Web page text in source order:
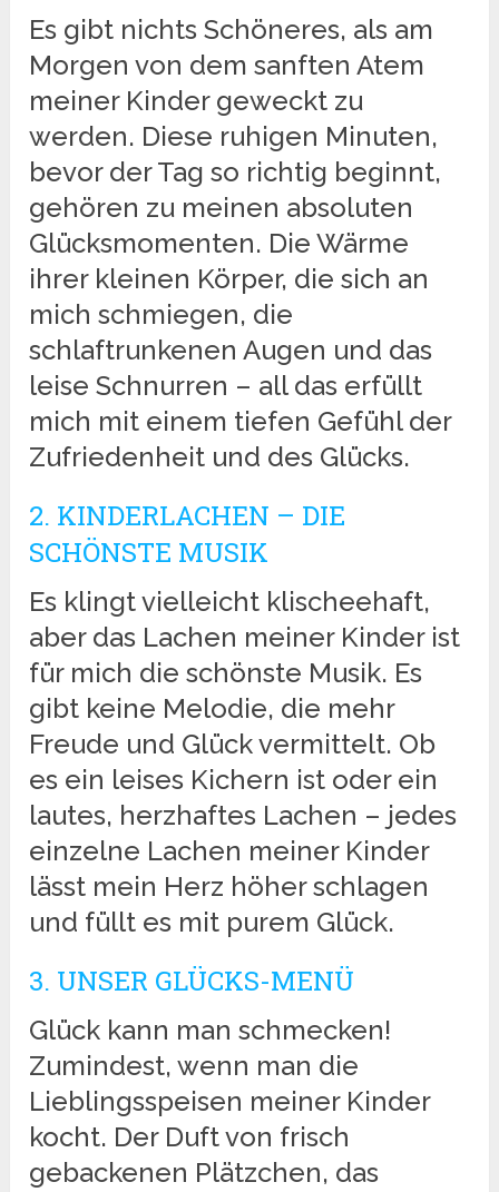
Es gibt nichts Schöneres, als am
Morgen von dem sanften Atem
meiner Kinder geweckt zu
werden. Diese ruhigen Minuten,
bevor der Tag so richtig beginnt,
gehören zu meinen absoluten
Glücksmomenten. Die Wärme
ihrer kleinen Körper, die sich an
mich schmiegen, die
schlaftrunkenen Augen und das
leise Schnurren – all das erfüllt
mich mit einem tiefen Gefühl der
Zufriedenheit und des Glücks.
2. KINDERLACHEN – DIE
SCHÖNSTE MUSIK
Es klingt vielleicht klischeehaft,
aber das Lachen meiner Kinder ist
für mich die schönste Musik. Es
gibt keine Melodie, die mehr
Freude und Glück vermittelt. Ob
es ein leises Kichern ist oder ein
lautes, herzhaftes Lachen – jedes
einzelne Lachen meiner Kinder
lässt mein Herz höher schlagen
und füllt es mit purem Glück.
3. UNSER GLÜCKS-MENÜ
Glück kann man schmecken!
Zumindest, wenn man die
Lieblingsspeisen meiner Kinder
kocht. Der Duft von frisch
gebackenen Plätzchen, das